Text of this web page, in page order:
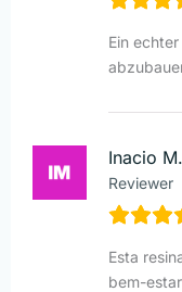
Ein
Inacio M.
Reviewer
Esta
bem-